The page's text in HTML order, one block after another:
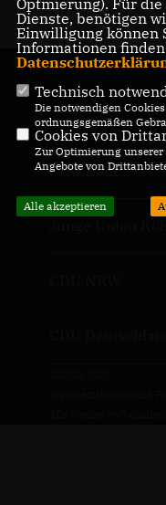
IMPRESSUM
CDU Köln
Dienste, benötigen
Einwilligung können
Informationen
Technisch
Die notwendigen
ordnungsgemäßen
Cookies von
Zur Optimierung unserer
Angebote von
Alle akzeptieren